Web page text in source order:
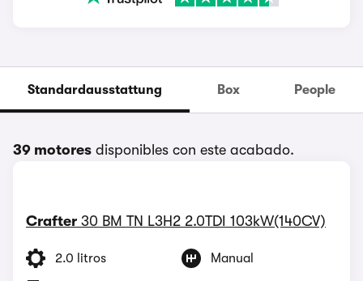
Standardausstattung Box People
39 motores disponibles con este acabado.
Crafter 30 BM TN L3H2 2.0TDI 103kW(140CV)
2.0 litros Manual